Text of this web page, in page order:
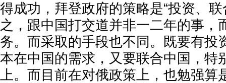
得成功，拜登政府的策略是“投资、
之，跟中国打交道并非一二年的事，
务。而采取的手段也不同。既要有投
本在中国的需求，又要联合中国，特
上。而目前在对俄政策上，也勉强算